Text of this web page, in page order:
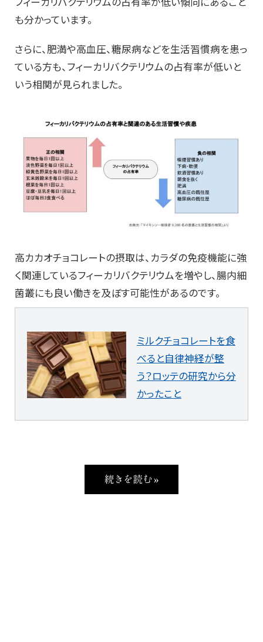
も分かっています。
さらに、肥満や高血圧、糖尿病などを生活習慣病を患っ
ている方も、フィーカリバクテリウムの占有率が低いと
いう相関が見られました。
高カカオチョコレートの摂取は、カラダの免疫機能に強
く関連しているフィーカリバクテリウムを増やし、腸内細
菌叢にも良い働きを及ぼす可能性があるのです。
ミルクチョコレートを食
べると自律神経が整
う？ロッテの研究から分
かったこと
続きを読む »